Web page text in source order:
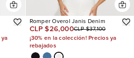
Romper Overol Janis Denim
CLP $26,000CLP $37,100
¡30% en la colección! Precios ya
rebajados